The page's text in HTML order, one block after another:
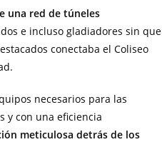
una red de túneles
e incluso gladiadores sin que
conectaba el Coliseo
necesarios para las
y con una eficiencia
meticulosa detrás de los